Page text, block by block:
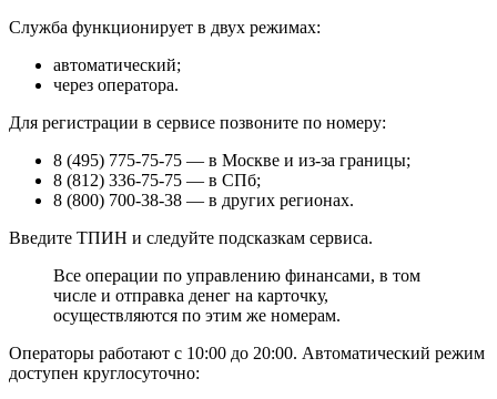
Служба функционирует в двух режимах:
автоматический;
через оператора.
Для регистрации в сервисе позвоните по номеру:
8 (495) 775-75-75 — в Москве и из-за границы;
8 (812) 336-75-75 — в СПб;
8 (800) 700-38-38 — в других регионах.
Введите ТПИН и следуйте подсказкам сервиса.
Все операции по управлению финансами, в том
числе и отправка денег на карточку,
осуществляются по этим же номерам.
Операторы работают с 10:00 до 20:00. Автоматический режим
доступен круглосуточно: